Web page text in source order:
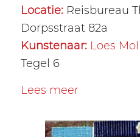
Locatie:Reisbureau
Dorpsstraat 82a
Kunstenaar: Loes Mol
Tegel 6
Lees meer